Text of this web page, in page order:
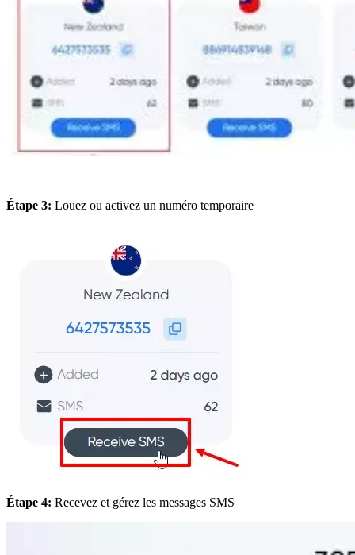
Étape 3: Louez ou activez un numéro temporaire
Étape 4: Recevez et gérez les messages SMS